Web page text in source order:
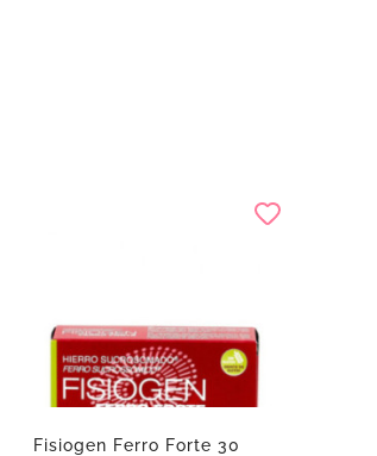
Fisiogen Ferro Forte 30